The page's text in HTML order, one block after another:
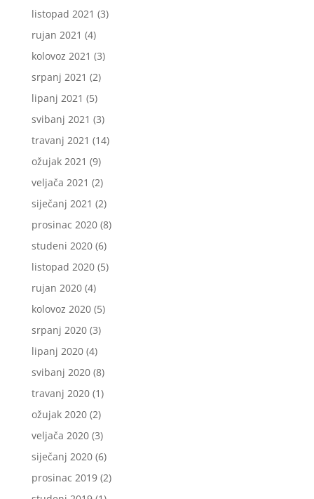
listopad 2021 (3)
rujan 2021 (4)
kolovoz 2021 (3)
srpanj 2021 (2)
lipanj 2021 (5)
svibanj 2021 (3)
travanj 2021 (14)
ožujak 2021 (9)
veljača 2021 (2)
siječanj 2021 (2)
prosinac 2020(8)
studeni 2020(6)
listopad 2020(5)
rujan 2020(4)
kolovoz 2020(5)
srpanj 2020(3)
lipanj 2020(4)
svibanj 2020(8)
travanj 2020(1)
ožujak 2020(2)
veljača 2020(3)
siječanj 2020(6)
prosinac 2019(2)